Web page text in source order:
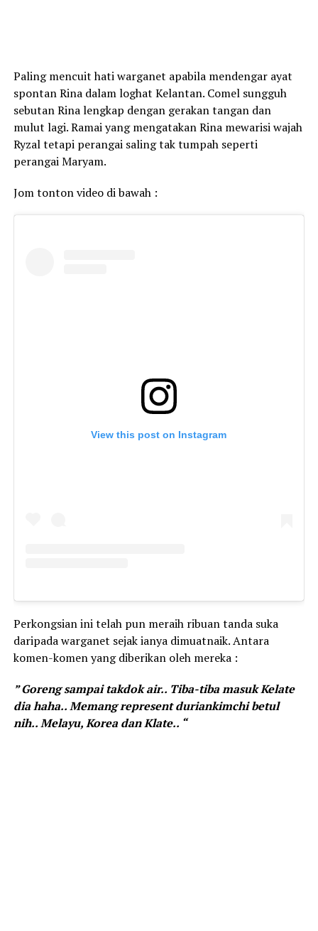
Paling mencuit hati warganet apabila mendengar ayat
spontan Rina dalam loghat Kelantan. Comel sungguh
sebutan Rina lengkap dengan gerakan tangan dan
mulut lagi. Ramai yang mengatakan Rina mewarisi wajah
Ryzal tetapi perangai saling tak tumpah seperti
perangai Maryam.
Jom tonton video di bawah :
View this post on Instagram
Perkongsian ini telah pun meraih ribuan tanda suka
daripada warganet sejak ianya dimuatnaik. Antara
komen-komen yang diberikan oleh mereka :
” Goreng sampai takdok air.. Tiba-tiba masuk Kelate
dia haha.. Memang represent duriankimchi betul
nih.. Melayu, Korea dan Klate.. “